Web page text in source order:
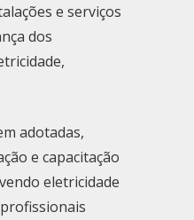
e serviços
dos
adotadas,
e capacitação
eletricidade